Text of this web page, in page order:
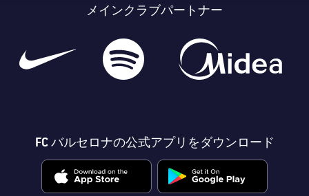
メインクラブパートナー
FC バルセロナの公式アプリをダウンロード